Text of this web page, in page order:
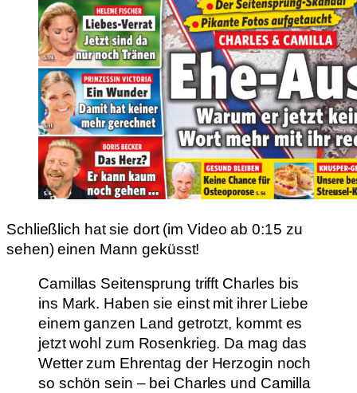
Schließlich hat sie dort (im Video ab 0:15 zu
sehen) einen Mann geküsst!
Camillas Seitensprung trifft Charles bis
ins Mark. Haben sie einst mit ihrer Liebe
einem ganzen Land getrotzt, kommt es
jetzt wohl zum Rosenkrieg. Da mag das
Wetter zum Ehrentag der Herzogin noch
so schön sein – bei Charles und Camilla